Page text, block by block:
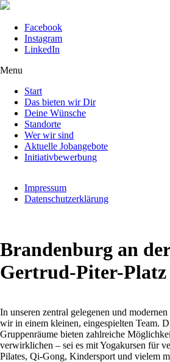
überspringen
Facebook
Instagram
LinkedIn
Menu
überspringen
Start
Das bieten wir Dir
Deine Wünsche
Standorte
Wer wir sind
Aktuelle Jobangebote
Initiativbewerbung
überspringen
Impressum
Datenschutzerklärung
Brandenburg an
Gertrud-Piter-Platz
In unseren zentral gelegenen und
wir in einem kleinen, eingespielten Team.
Gruppenräume bieten zahlreiche
verwirklichen – sei es mit Yogakursen für
Pilates, Qi-Gong, Kindersport und vielem